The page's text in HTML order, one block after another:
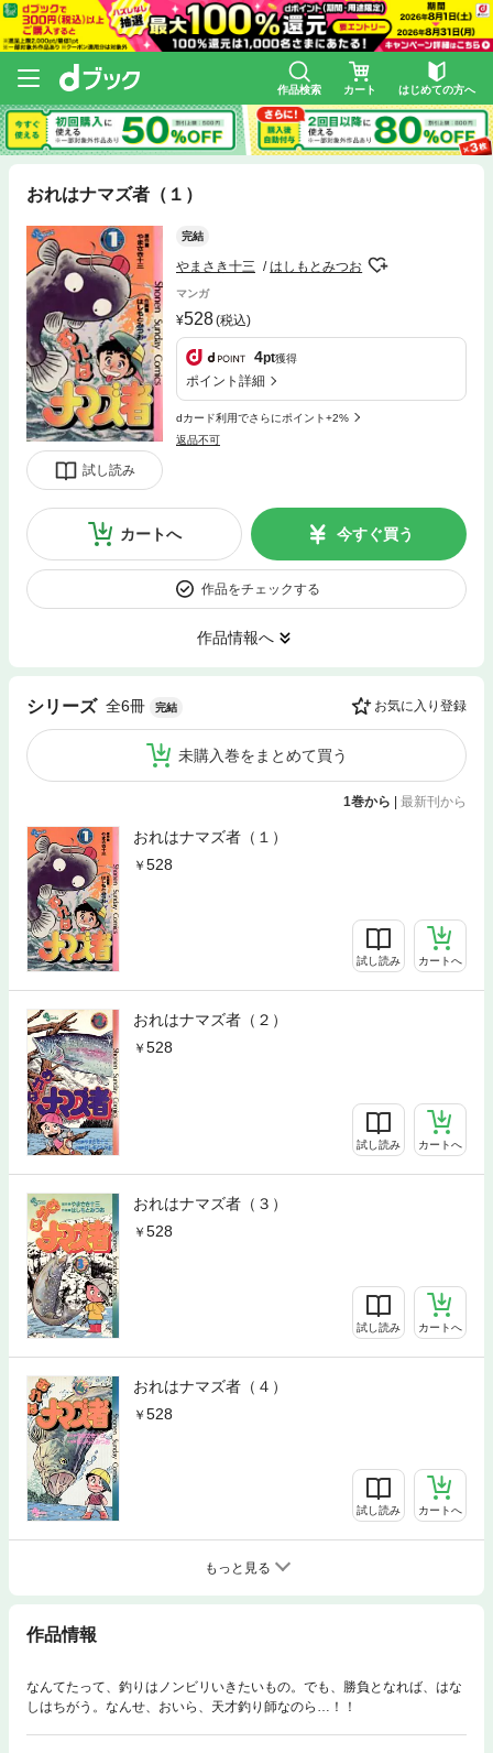
作品検索 カート はじめての方へ
おれはナマズ者（１）
試し読み
完結
やまさき十三 はしもとみつお
マンガ
528(税込)
4pt獲得
ポイント詳細
dカード利用でさらにポイント+2%
返品不可
カートへ 今すぐ買う
作品をチェックする
作品情報へ
シリーズ 全6冊 完結 お気に入り登録
未購入巻をまとめて買う
1巻から 最新刊から
おれはナマズ者（１）
528
試し読み カートへ
おれはナマズ者（２）
528
試し読み カートへ
おれはナマズ者（３）
528
試し読み カートへ
おれはナマズ者（４）
528
試し読み カートへ
もっと見る
作品情報
なんてたって、釣りはノンビリいきたいもの。でも、勝負となれば、はな
しはちがう。なんせ、おいら、天才釣り師なのら…！！